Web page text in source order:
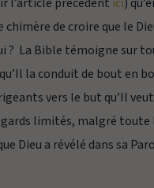
de croire que le
? La Bible témoigne sur
la conduit de bout
vers le but qu’Il
limités, malgré
Dieu a révélé dans sa